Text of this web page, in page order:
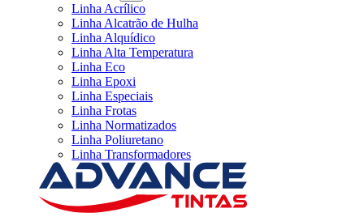
Linha Acrílico
Linha Alcatrão de Hulha
Linha Alquídico
Linha Alta Temperatura
Linha Eco
Linha Epoxi
Linha Especiais
Linha Frotas
Linha Normatizados
Linha Poliuretano
Linha Transformadores